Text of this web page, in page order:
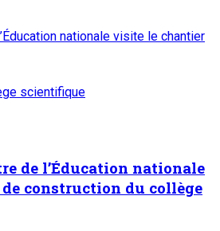
nationale visite le chantier
scientifique
de l’Éducation nationale
construction du collège